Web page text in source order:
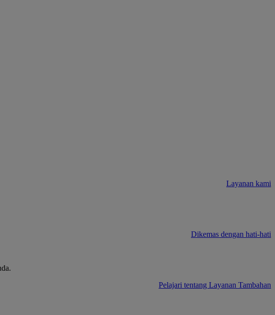
Layanan kami
Dikemas dengan hati-hati
Pelajari tentang Layanan Tambahan